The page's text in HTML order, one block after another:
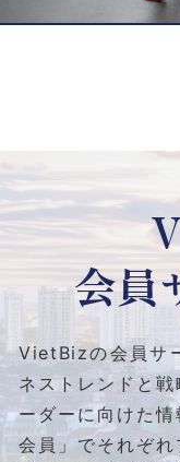
会員
VietBizの会員サ
ネストレンドと戦
ーダーに向けた情
会員」でそれぞ